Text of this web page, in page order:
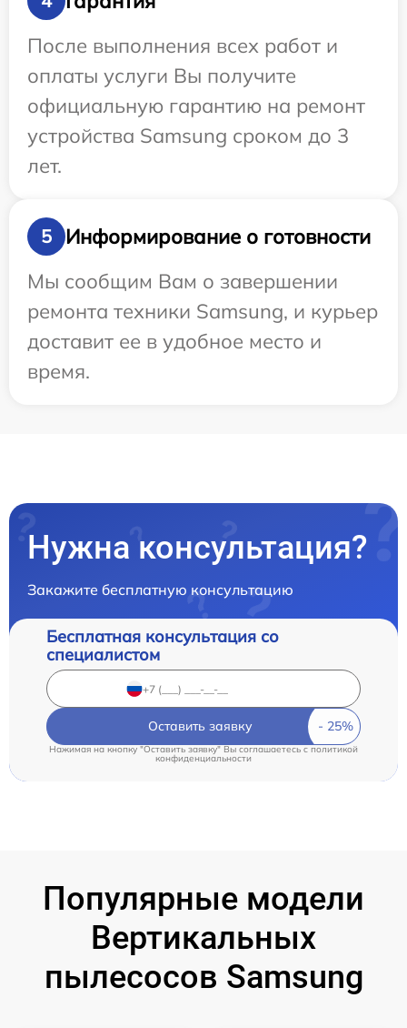
После выполнения всех работ и
оплаты услуги Вы получите
официальную гарантию на ремонт
устройства Samsung сроком до 3
лет.
5
Информирование о готовности
Мы сообщим Вам о завершении
ремонта техники Samsung, и курьер
доставит ее в удобное место и
время.
Нужна консультация?
Закажите бесплатную консультацию
Бесплатная консультация со
специалистом
Оставить заявку
Нажимая на кнопку "Оставить заявку" Вы соглашаетесь c политикой
конфиденциальности
Популярные модели
Вертикальных
пылесосов Samsung